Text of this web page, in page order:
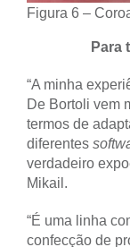
Figura 6 –
Para
“A minha
De Bortoli vem
termos de
diferentes
verdadeiro
Mikail.
“É uma linha
confecção de